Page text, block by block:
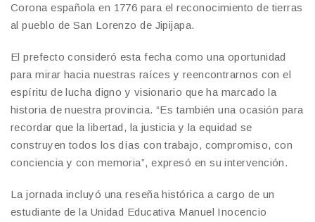
Corona española en 1776 para el reconocimiento de tierras
al pueblo de San Lorenzo de Jipijapa.
El prefecto consideró esta fecha como una oportunidad
para mirar hacia nuestras raíces y reencontrarnos con el
espíritu de lucha digno y visionario que ha marcado la
historia de nuestra provincia. “Es también una ocasión para
recordar que la libertad, la justicia y la equidad se
construyen todos los días con trabajo, compromiso, con
conciencia y con memoria”, expresó en su intervención.
La jornada incluyó una reseña histórica a cargo de un
estudiante de la Unidad Educativa Manuel Inocencio